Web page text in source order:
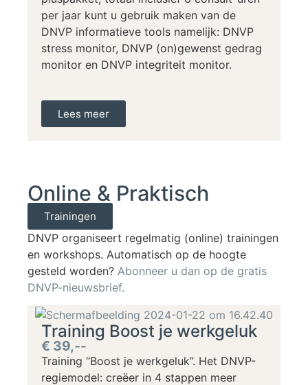
per jaar kunt u gebruik maken van de
DNVP informatieve tools namelijk: DNVP
stress monitor, DNVP (on)gewenst gedrag
monitor en DNVP integriteit monitor.
Lees meer
Online & Praktisch
Trainingen
DNVP organiseert regelmatig (online) trainingen
en workshops. Automatisch op de hoogte
gesteld worden? Abonneer u dan op de gratis
DNVP-nieuwsbrief.
Training Boost je werkgeluk
€ 39,--
Training “Boost je werkgeluk”. Het DNVP-
regiemodel: creëer in 4 stappen meer